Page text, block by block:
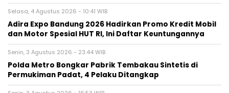
Selasa, 4 Agustus 2026 - 10:41 WIB
Adira Expo Bandung 2026 Hadirkan Promo Kredit Mobil
dan Motor Spesial HUT RI, Ini Daftar Keuntungannya
Senin, 3 Agustus 2026 - 23:44 WIB
Polda Metro Bongkar Pabrik Tembakau Sintetis di
Permukiman Padat, 4 Pelaku Ditangkap